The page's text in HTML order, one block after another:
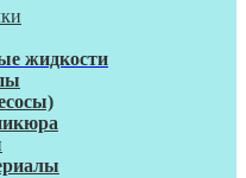
жидкости